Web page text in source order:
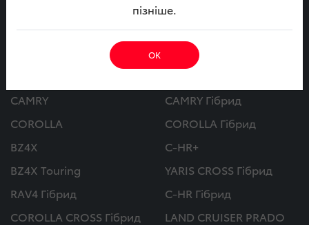
CAMRY
CAMRY Гібрид
COROLLA
COROLLA Гібрид
BZ4X
C-HR+
BZ4X Touring
YARIS CROSS Гібрид
RAV4 Гібрид
C-HR Гібрид
COROLLA CROSS Гібрид
LAND CRUISER PRADO
пізніше.
ОК